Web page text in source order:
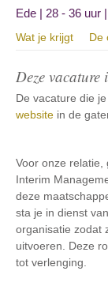
Ede | 28 - 36 uur
Wat je krijgt De
Deze vacature
De vacature die
website in de
Voor onze relatie,
Interim
deze
sta je in dienst
organisatie zodat
uitvoeren. Deze
tot verlenging.